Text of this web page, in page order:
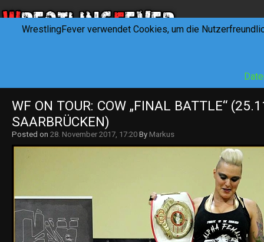
WF ON TOUR: COW „FINAL BATTLE“
SAARBRÜCKEN)
Posted on 28. November 2017, 17:20 By Markus
WrestlingFever verwendet Cookies, um die